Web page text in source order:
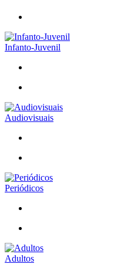
Infanto-Juvenil
Audiovisuais
Periódicos
Adultos